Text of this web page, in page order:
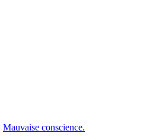
Mauvaise conscience.